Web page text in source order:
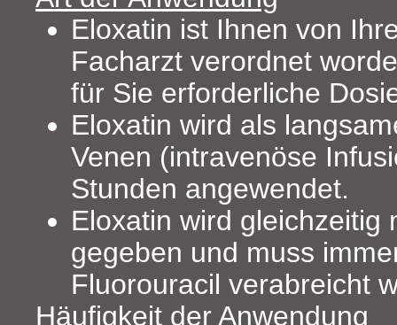
Eloxatin ist Ihnen von
Facharzt verordnet
für Sie erforderliche
Eloxatin wird als
Venen (intravenöse
Stunden angewendet.
Eloxatin wird gleichzeitig
gegeben und muss
Fluorouracil verabreicht
Häufigkeit der Anwendung